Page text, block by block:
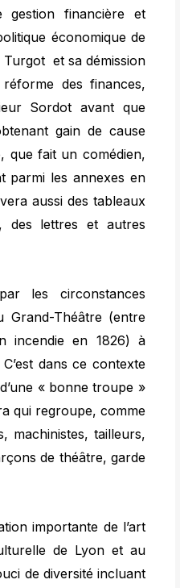
financière et
économique de
Turgot et sa démission
des finances,
Sordot avant que
gain de cause
que fait un comédien,
parmi les annexes en
aussi des tableaux
des lettres et autres
les circonstances
Grand-Théâtre (entre
incendie en 1826) à
dans ce contexte
« bonne troupe »
qui regroupe, comme
machinistes, tailleurs,
de théâtre, garde
importante de l’art
de Lyon et au
de diversité incluant